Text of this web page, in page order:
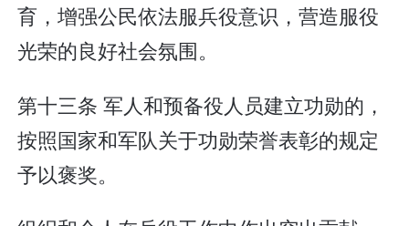
育，增强公民依法服兵役意识，营造服役
光荣的良好社会氛围。
第十三条 军人和预备役人员建立功勋的，
按照国家和军队关于功勋荣誉表彰的规定
予以褒奖。